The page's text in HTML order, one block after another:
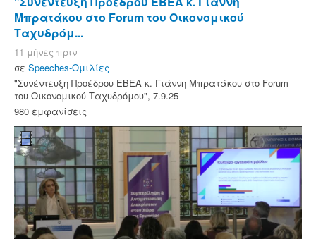
Μπρατάκου στο Forum του Οικονομικού
Ταχυδρόμ...
11 μήνες πριν
σε Speeches-Ομιλίες
"Συνέντευξη Προέδρου ΕΒΕΑ κ. Γιάννη Μπρατάκου στο Forum
του Οικονομικού Ταχυδρόμου", 7.9.25
980 εμφανίσεις